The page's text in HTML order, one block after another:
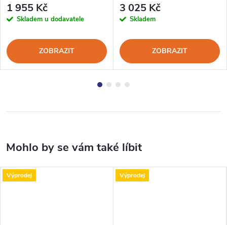
1 955 Kč
Skladem u dodavatele
ZOBRAZIT
3 025 Kč
Skladem
ZOBRAZIT
Výprodej Výprodej